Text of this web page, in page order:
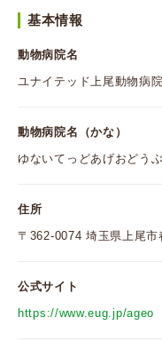
基本情報
動物病院名
ユナイテッド上尾動物病院
動物病院名（かな）
ゆないてっどあげおどう
住所
〒362-0074 埼玉県上尾
公式サイト
https://www.eug.jp/ageo